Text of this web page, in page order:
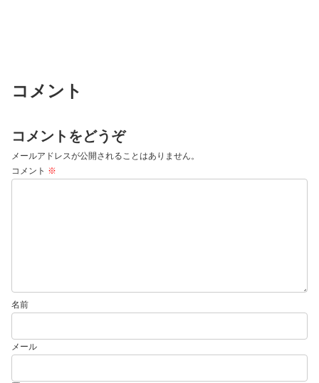
コメント
コメントをどうぞ
メールアドレスが公開されることはありません。
コメント ※
名前
メール